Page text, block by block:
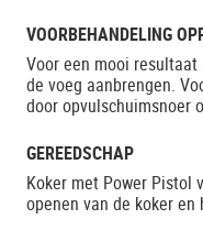
VOORBEHANDELING
Voor een mooi
de voeg aanbrengen.
door opvulschuimsnoer
GEREEDSCHAP
Koker met Power Pistol
openen van de koker